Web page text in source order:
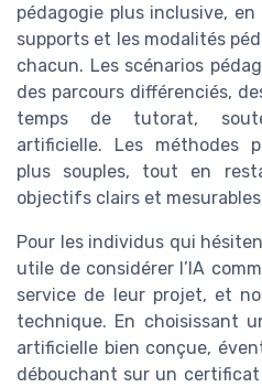
pédagogie plus inclusive,
supports et les modalités
chacun. Les scénarios
des parcours différenciés,
temps de tutorat,
artificielle. Les méthodes
plus souples, tout en
objectifs clairs et
Pour les individus qui
utile de considérer l’IA
service de leur projet, et
technique. En choisissant
artificielle bien conçue,
débouchant sur un